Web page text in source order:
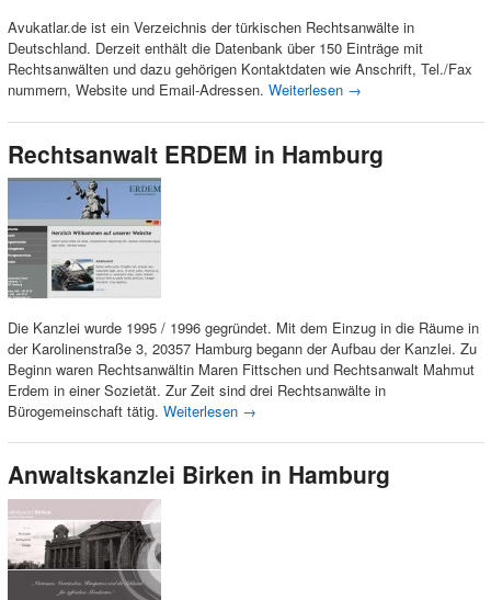
Avukatlar.de ist ein Verzeichnis der türkischen Rechtsanwälte in
Deutschland. Derzeit enthält die Datenbank über 150 Einträge mit
Rechtsanwälten und dazu gehörigen Kontaktdaten wie Anschrift, Tel./Fax
nummern, Website und Email-Adressen. Weiterlesen →
Rechtsanwalt ERDEM in Hamburg
Die Kanzlei wurde 1995 / 1996 gegründet. Mit dem Einzug in die Räume in
der Karolinenstraße 3, 20357 Hamburg begann der Aufbau der Kanzlei. Zu
Beginn waren Rechtsanwältin Maren Fittschen und Rechtsanwalt Mahmut
Erdem in einer Sozietät. Zur Zeit sind drei Rechtsanwälte in
Bürogemeinschaft tätig. Weiterlesen →
Anwaltskanzlei Birken in Hamburg